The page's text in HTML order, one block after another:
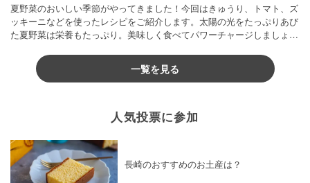
夏野菜のおいしい季節がやってきました！今回はきゅうり、トマト、ズ
ッキーニなどを使ったレシピをご紹介します。太陽の光をたっぷりあび
た夏野菜は栄養もたっぷり。美味しく食べてパワーチャージしましょう
一覧を見る
人気投票に参加
長崎のおすすめのお土産は？